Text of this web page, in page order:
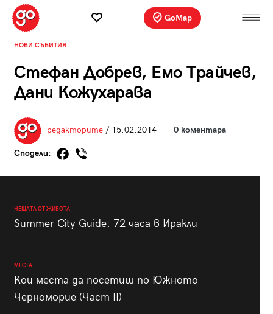
GoMap
НОВИ СЪБИТИЯ
Стефан Добрев, Емо Трайчев,
Дани Кожухарава
редакторите/ 15.02.2014 0 коментара
Сподели:
НЕЩАТА ОТ ЖИВОТА
Summer City Guide: 72 часа в Иракли
МЕСТА
Кои места да посетиш по Южното
Черноморие (Част II)